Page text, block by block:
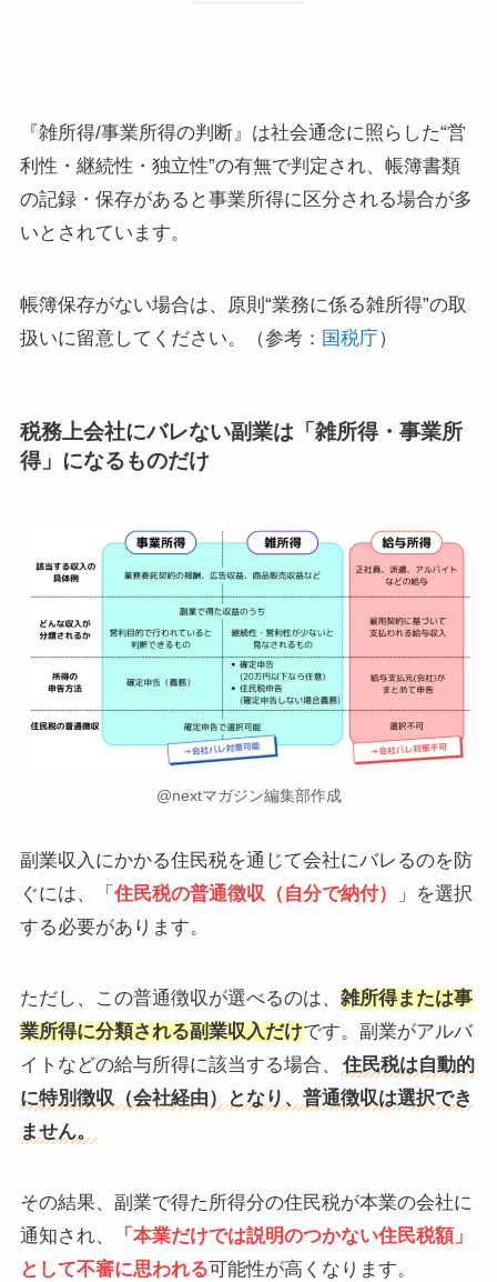
『雑所得/事業所得の判断』は社会通念に照らした“営
利性・継続性・独立性”の有無で判定され、帳簿書類
の記録・保存があると事業所得に区分される場合が多
いとされています。
帳簿保存がない場合は、原則“業務に係る雑所得”の取
扱いに留意してください。（参考： 国税庁）
税務上会社にバレない副業は「雑所得・事業所
得」になるものだけ
@nextマガジン編集部作成
副業収入にかかる住民税を通じて会社にバレるのを防
ぐには、「 住民税の普通徴収（自分で納付）
」を選択
する必要があります。
ただし、この普通徴収が選べるのは、 雑所得または事
業所得に分類される副業収入だけです。副業がアルバ
イトなどの給与所得に該当する場合、
住民税は自動的
に特別徴収（会社経由）となり、普通徴収は選択でき
ません。
その結果、副業で得た所得分の住民税が本業の会社に
通知され、
「本業だけでは説明のつかない住民税額」
として不審に思われる可能性が高くなります。